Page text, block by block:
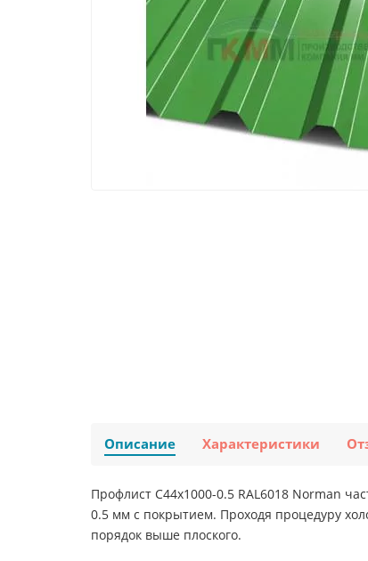
Описание Характеристики
Профлист С44х1000-0.5 RAL6018 Norman
0.5 мм с покрытием. Проходя процедуру
порядок выше плоского.